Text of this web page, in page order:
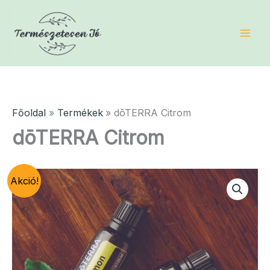
content
Főoldal Termékek dōTERRA Citrom
dōTERRA Citrom
Akció!